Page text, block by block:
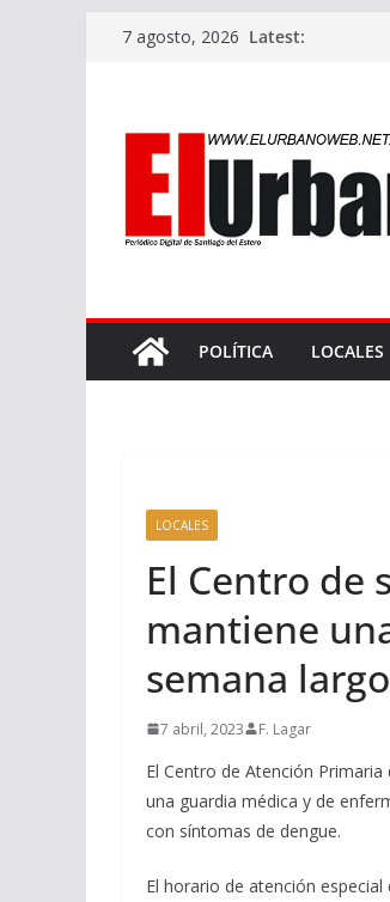
7 agosto, 2026 Latest:
POLÍTICA LOCALES
LOCALES
El Centro de
mantiene
semana largo
7 abril, 2023 F. Lagar
El Centro de Atención
una guardia médica y de
con síntomas de dengue.
El horario de atención